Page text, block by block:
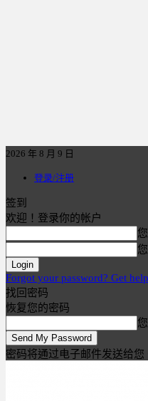
2026 年 8 月 9 日
登录/注册
签到
欢迎！登录你的帐户
Forgot your password? Get help
找回密码
恢复您的密码
密码将通过电子邮件发送给您